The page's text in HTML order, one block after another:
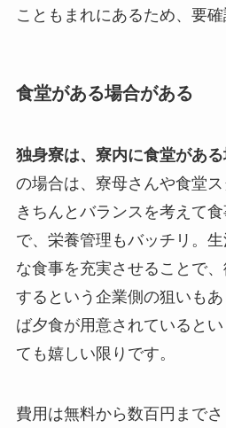
こともまれにあるため、要確
食堂がある場合がある
独身寮は、寮内に食堂がある
の場合は、寮母さんや食堂
きちんとバランスを考えて
で、栄養管理もバッチリ。
な食事を充実させることで
するという企業側の狙いも
ば夕食が用意されていると
ても嬉しい限りです。
費用は無料から数百円まで